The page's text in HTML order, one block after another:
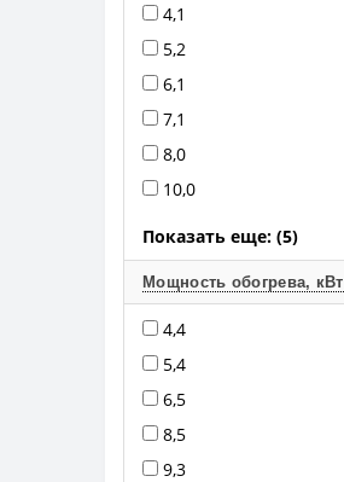
4,1
5,2
6,1
7,1
8,0
10,0
Показать еще: (5)
Мощность обогрева, кВт
4,4
5,4
6,5
8,5
9,3